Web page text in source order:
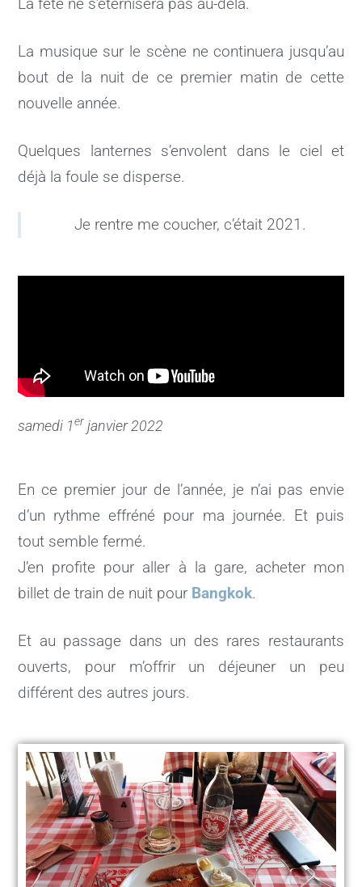
La fête ne s’éternisera pas au-delà.
La musique sur le scène ne continuera jusqu’au
bout de la nuit de ce premier matin de cette
nouvelle année.
Quelques lanternes s’envolent dans le ciel et
déjà la foule se disperse.
Je rentre me coucher, c’était 2021.
samedi 1er janvier 2022
En ce premier jour de l’année, je n’ai pas envie
d’un rythme effréné pour ma journée. Et puis
tout semble fermé.
J’en profite pour aller à la gare, acheter mon
billet de train de nuit pour Bangkok.
Et au passage dans un des rares restaurants
ouverts, pour m’offrir un déjeuner un peu
différent des autres jours.